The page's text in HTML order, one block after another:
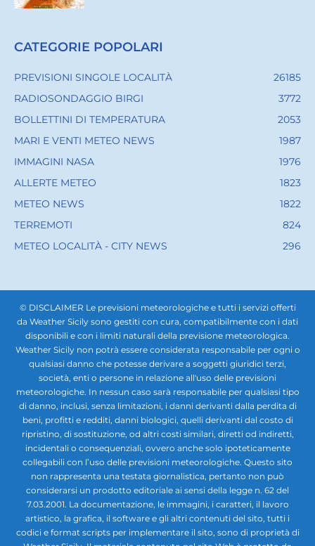
CATEGORIE POPOLARI
PREVISIONI SINGOLE LOCALITÀ
26185
RADIOSONDAGGIO BIRGI
3772
BOLLETTINI DI TEMPERATURA
2053
MARI E VENTI METEO NEWS
1987
IMMAGINI NASA
1976
ALLERTE METEO
1823
METEO NEWS
1822
TERREMOTI
824
METEO LOCALITÀ - CITY NEWS
296
© DISCLAIMER Le previsioni meteorologiche e tutti i servizi offerti
da Weather Sicily sono gestiti con cura, compatibilmente con i dati
disponibili e con i limiti naturali della previsione meteorologica.
Weather Sicily non potrà essere considerata responsabile per ogni o
qualsiasi danno che potesse derivare a soggetti giuridici terzi,
società, enti o persone in relazione all'uso delle previsioni
meteorologiche. In nessun caso sarà responsabile per qualsiasi tipo
di danno, inclusi, senza limitazioni, i danni derivanti dalla perdita di
beni, profitti e redditi, danni biologici, quelli derivanti dal costo di
ripristino, di sostituzione, od altri costi similari, diretti od indiretti,
incidentali o consequenziali, ovvero anche solo ipoteticamente
collegabili con l’uso delle previsioni meteorologiche. Questo sito
non rappresenta una testata giornalistica, pertanto non può
considerarsi un prodotto editoriale ai sensi della legge n. 62 del
7.03.2001. La documentazione, le immagini, i caratteri, il lavoro
artistico, la grafica, il software e gli altri contenuti del sito, tutti i
codici e format scripts per implementare il sito, sono di proprietà di